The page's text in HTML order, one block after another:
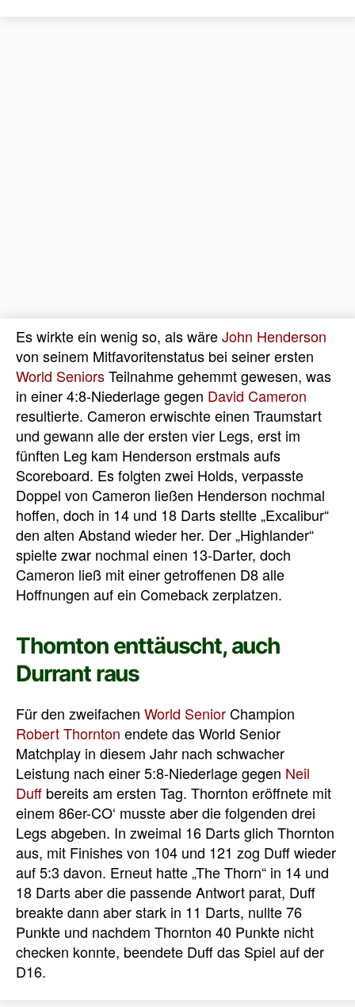
Es wirkte ein wenig so, als wäreJohn Henderson
von seinem Mitfavoritenstatus bei seiner ersten
World SeniorsTeilnahme gehemmt gewesen, was
in einer 4:8-Niederlage gegen David Cameron
resultierte. Cameron erwischte einen Traumstart
und gewann alle der ersten vier Legs, erst im
fünften Leg kam Henderson erstmals aufs
Scoreboard. Es folgten zwei Holds, verpasste
Doppel von Cameron ließen Henderson nochmal
hoffen, doch in 14 und 18 Darts stellte „Excalibur“
den alten Abstand wieder her. Der „Highlander“
spielte zwar nochmal einen 13-Darter, doch
Cameron ließ mit einer getroffenen D8 alle
Hoffnungen auf ein Comeback zerplatzen.
Thornton enttäuscht, auch
Durrant raus
Für den zweifachen World SeniorChampion
Robert Thornton endete das World Senior
Matchplay in diesem Jahr nach schwacher
Leistung nach einer 5:8-Niederlage gegen Neil
Duff bereits am ersten Tag. Thornton eröffnete mit
einem 86er-CO‘ musste aber die folgenden drei
Legs abgeben. In zweimal 16 Darts glich Thornton
aus, mit Finishes von 104 und 121 zog Duff wieder
auf 5:3 davon. Erneut hatte „The Thorn“ in 14 und
18 Darts aber die passende Antwort parat, Duff
breakte dann aber stark in 11 Darts, nullte 76
Punkte und nachdem Thornton 40 Punkte nicht
checken konnte, beendete Duff das Spiel auf der
D16.